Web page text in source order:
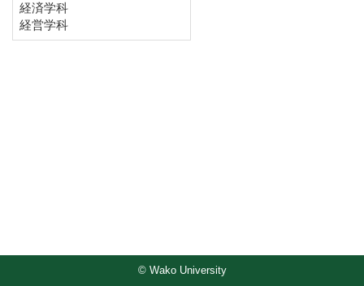
経済学科
経営学科
© Wako University